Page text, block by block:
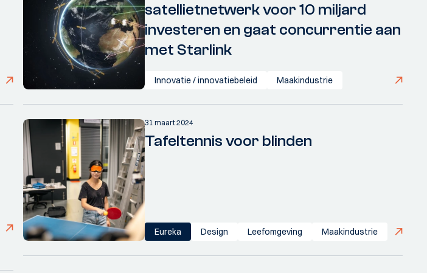
satellietnetwerk voor 10 miljard
investeren en gaat concurrentie aan
met Starlink
Innovatie / innovatiebeleid Maakindustrie
31 maart 2024
Tafeltennis voor blinden
Eureka Design Leefomgeving Maakindustrie